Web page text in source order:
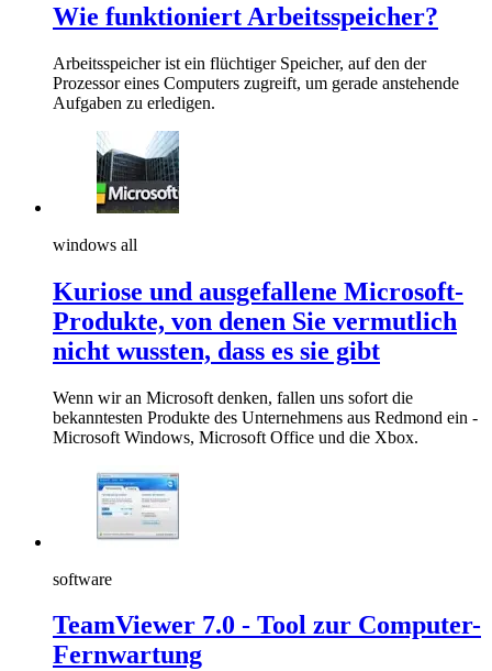
Wie funktioniert Arbeitsspeicher?
Arbeitsspeicher ist ein flüchtiger Speicher, auf den der
Prozessor eines Computers zugreift, um gerade anstehende
Aufgaben zu erledigen.
windows all
Kuriose und ausgefallene Microsoft-
Produkte, von denen Sie vermutlich
nicht wussten, dass es sie gibt
Wenn wir an Microsoft denken, fallen uns sofort die
bekanntesten Produkte des Unternehmens aus Redmond ein -
Microsoft Windows, Microsoft Office und die Xbox.
software
TeamViewer 7.0 - Tool zur Computer-
Fernwartung